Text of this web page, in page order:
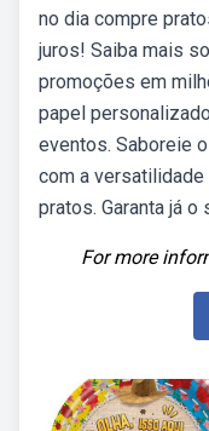
no dia compre
juros! Saiba mais
promoções em
papel
eventos. Saboreie
com a
pratos. Garanta já o
For more